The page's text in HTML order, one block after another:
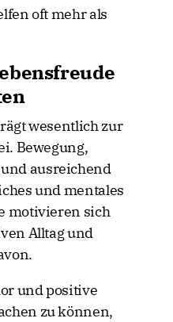
oft mehr als
wesentlich zur
Bewegung,
ausreichend
und mentales
motivieren sich
Alltag und
und positive
zu können,